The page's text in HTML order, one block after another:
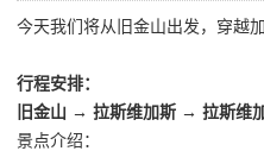
今天我们将从旧金山出发，穿越
行程安排：
旧金山 → 拉斯维加斯 → 拉斯维
景点介绍：